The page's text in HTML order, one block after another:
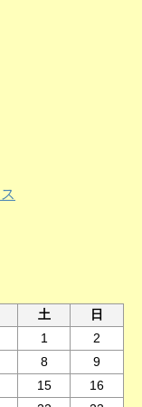
土
日
1
2
8
9
15
16